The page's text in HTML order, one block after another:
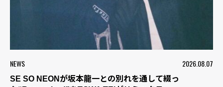
NEWS 2026.08.07
SE SO NEONが坂本龍一との別れを通して綴っ